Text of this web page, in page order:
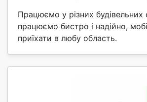
Працюємо у різних будівельних
працюємо бистро і надійно,
приїхати в любу область.